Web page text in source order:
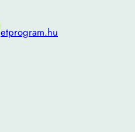
etprogram.hu